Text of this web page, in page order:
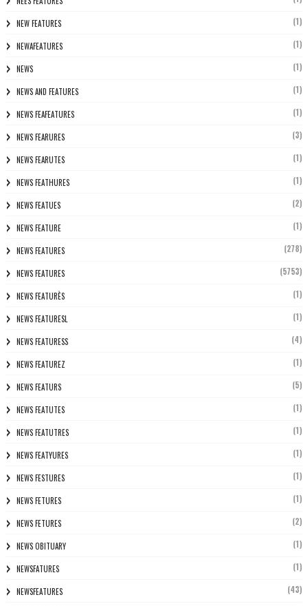
NEW FEATURES (1)
NEWAFEATURES (1)
NEWS (1)
NEWS AND FEATURES (1)
NEWS FEAFEATURES (1)
NEWS FEARURES (3)
NEWS FEARUTES (1)
NEWS FEATHURES (1)
NEWS FEATUES (2)
NEWS FEATURE (1)
NEWS FEATURES (278)
NEWS FEATURES (5753)
NEWS FEATURÈS (1)
NEWS FEATURESL (1)
NEWS FEATURESS (4)
NEWS FEATUREZ (1)
NEWS FEATURS (5)
NEWS FEATUTES (1)
NEWS FEATUTRES (1)
NEWS FEATYURES (1)
NEWS FESTURES (1)
NEWS FETURES (1)
NEWS FETURES (2)
NEWS OBITUARY (1)
NEWSFATURES (1)
NEWSFEATURES (43)